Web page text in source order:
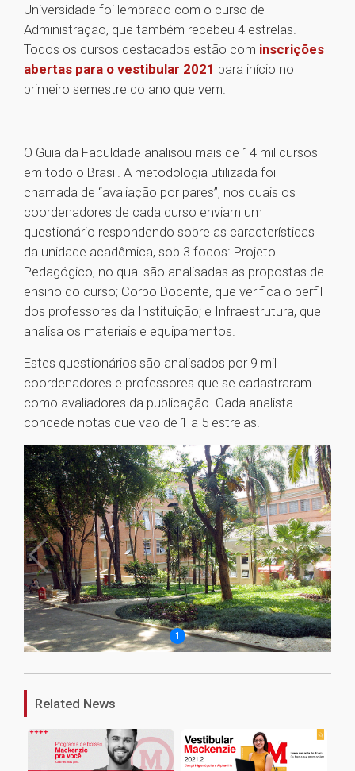
Universidade foi lembrado com o curso de
Administração, que também recebeu 4 estrelas.
Todos os cursos destacados estão com inscrições
abertas para o vestibular 2021 para início no
primeiro semestre do ano que vem.
O Guia da Faculdade analisou mais de 14 mil cursos
em todo o Brasil. A metodologia utilizada foi
chamada de “avaliação por pares”, nos quais os
coordenadores de cada curso enviam um
questionário respondendo sobre as características
da unidade acadêmica, sob 3 focos: Projeto
Pedagógico, no qual são analisadas as propostas de
ensino do curso; Corpo Docente, que verifica o perfil
dos professores da Instituição; e Infraestrutura, que
analisa os materiais e equipamentos.
Estes questionários são analisados por 9 mil
coordenadores e professores que se cadastraram
como avaliadores da publicação. Cada analista
concede notas que vão de 1 a 5 estrelas.
1
Related News